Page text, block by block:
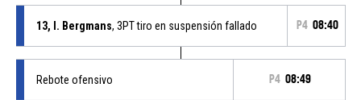
13, I. Bergmans, 3PT tiro en suspensión fallado P4 08:40
Rebote ofensivo P4 08:49